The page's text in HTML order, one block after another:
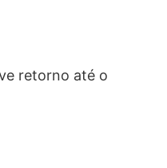
retorno até o